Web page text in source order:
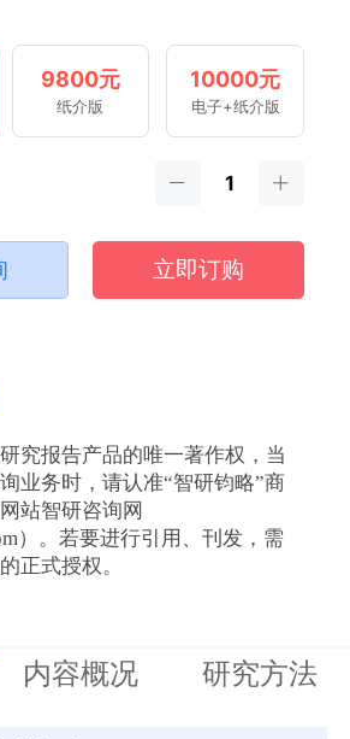
9800元
纸介版
10000元
电子+纸介版
立即订购
究报告产品的唯一著作权，当
业务时，请认准“智研钧略”商
站智研咨询网
）。若要进行引用、刊发，需
正式授权。
内容概况 研究方法